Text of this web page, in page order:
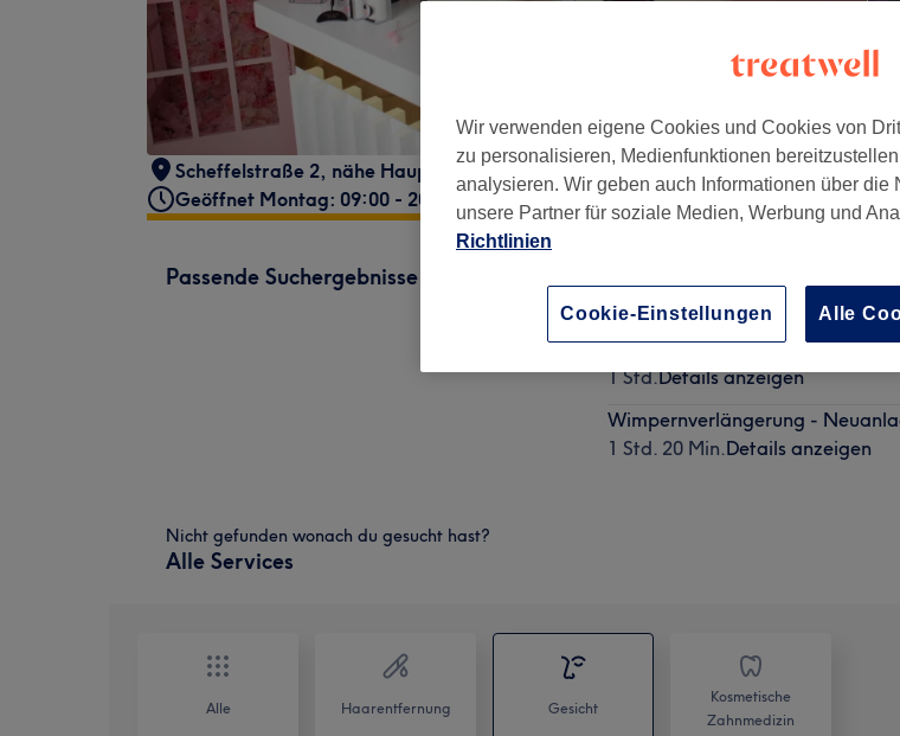
Scheffelstraße 2, nähe Hauptbahnhof, Wiesbaden , 65187
Geöffnet Montag: 09:00 - 20:00
Passende Suchergebnisse
Wimpernverlängerung -
1 Std. 30 Min.Details anzeigen
Wimpernverlängerung -
1 Std.Details anzeigen
Wimpernverlängerung -
1 Std. 20 Min.Details anzeigen
Nicht gefunden wonach du gesucht hast?
Alle Services
Alle Haarentfernung Gesicht
Kosmetische
Zahnmedizin
Wir verwenden eigene Cookies und Cookies von
zu personalisieren, Medienfunktionen
analysieren. Wir geben auch Informationen über die
unsere Partner für soziale Medien, Werbung und
Richtlinien
Cookie-Einstellungen Alle